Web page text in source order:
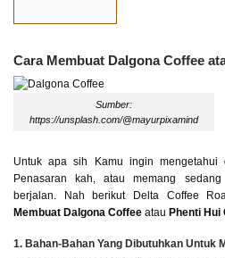
Cara Membuat Dalgona Coffee
Sumber:
https://unsplash.com/@mayurpixamind
Untuk apa sih Kamu ingin mengetahui
Penasaran kah, atau memang
berjalan. Nah berikut Delta Coffee
Membuat Dalgona Coffee atau Phenti Hui
1. Bahan-Bahan Yang Dibutuhkan Untuk